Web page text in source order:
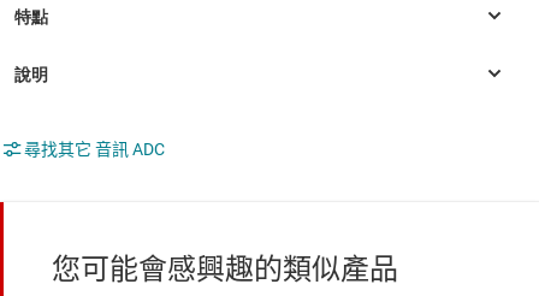
尋找其它 音訊 ADC
您可能會感興趣的類似產品